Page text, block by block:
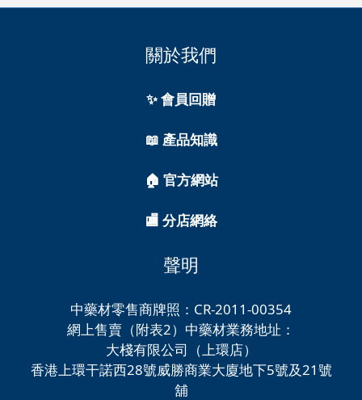
關於我們
✨ 會員回贈
📖 產品知識
🏠 官方網站
🏬 分店網絡
聲明
中藥材零售商牌照：CR-2011-00354
網上售賣（附表2）中藥材業務地址：
大棧有限公司（上環店）
香港上環干諾西28號威勝商業大廈地下5號及21號
舖